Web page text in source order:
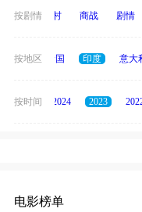
按剧情
历史 乡村 商战 剧情
按地区
德国 泰国 印度 意大
按时间
2025 2024 2023
电影榜单